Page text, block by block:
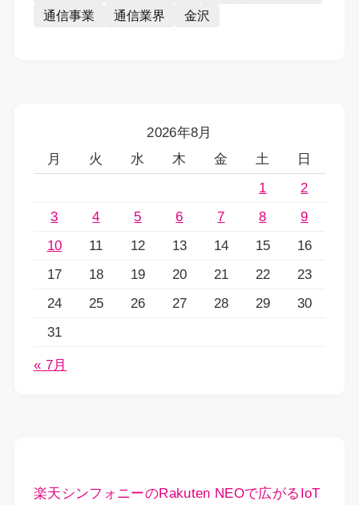
通信事業
通信業界 金沢
2026年8月
月
火 水 木 金 土
日
1
2
3
4 5 6 7 8
9
10
11 12 13 14 15
16
17
18 19 20 21 22
23
24
25 26 27 28 29
30
31
« 7月
楽天シンフォニーのRakuten NEOで広がるIoT